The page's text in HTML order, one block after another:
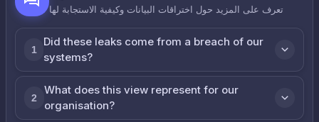
تعرف على المزيد حول اختراقات البيانات وكيفية الاستجابة لها
1
Did these leaks come from a breach of our
systems?
2
What does this view represent for our
organisation?